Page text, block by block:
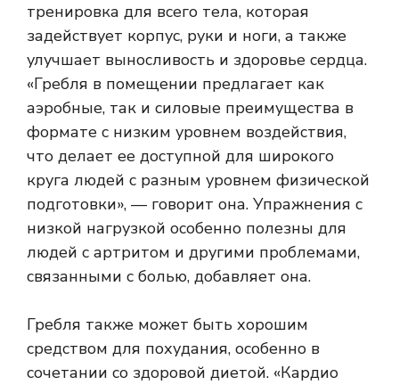
тренировка для всего тела, которая
задействует корпус, руки и ноги, а также
улучшает выносливость и здоровье сердца.
«Гребля в помещении предлагает как
аэробные, так и силовые преимущества в
формате с низким уровнем воздействия,
что делает ее доступной для широкого
круга людей с разным уровнем физической
подготовки», — говорит она. Упражнения с
низкой нагрузкой особенно полезны для
людей с артритом и другими проблемами,
связанными с болью, добавляет она.
Гребля также может быть хорошим
средством для похудания, особенно в
сочетании со здоровой диетой. «Кардио